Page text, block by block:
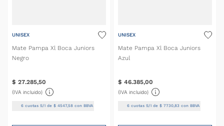
UNISEX
Mate Pampa Xl Boca Juniors
Negro
$ 27.285,50
(IVA incluido)
6 cuotas S/I de$ 4547,58 con BBVA
UNISEX
Mate Pampa Xl Boca Juniors
Azul
$ 46.385,00
(IVA incluido)
6cuotas S/I de $ 7730,83con BBVA